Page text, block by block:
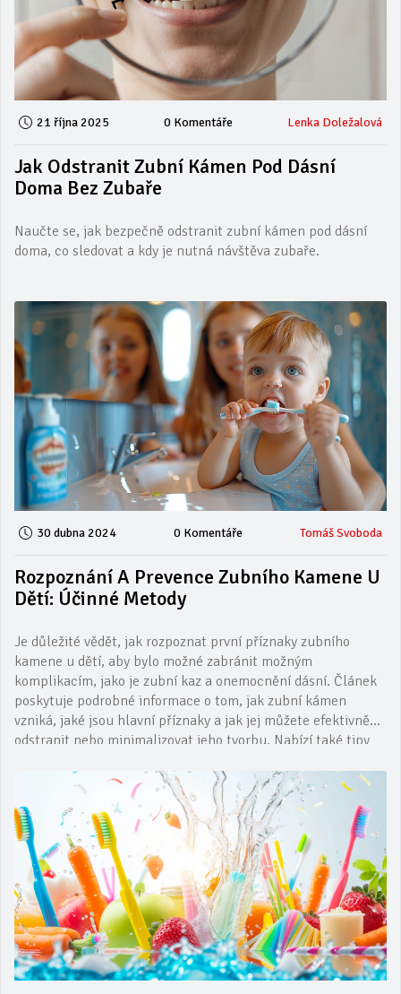
21 října 2025 0 Komentáře Lenka Doležalová
Jak Odstranit Zubní Kámen Pod Dásní
Doma Bez Zubaře
Naučte se, jak bezpečně odstranit zubní kámen pod dásní
doma, co sledovat a kdy je nutná návštěva zubaře.
30 dubna 2024 0 Komentáře Tomáš Svoboda
Rozpoznání A Prevence Zubního Kamene U
Dětí: Účinné Metody
Je důležité vědět, jak rozpoznat první příznaky zubního
kamene u dětí, aby bylo možné zabránit možným
komplikacím, jako je zubní kaz a onemocnění dásní. Článek
poskytuje podrobné informace o tom, jak zubní kámen
vzniká, jaké jsou hlavní příznaky a jak jej můžete efektivně
odstranit nebo minimalizovat jeho tvorbu. Nabízí také tipy
rutiny péče o dětské zuby.